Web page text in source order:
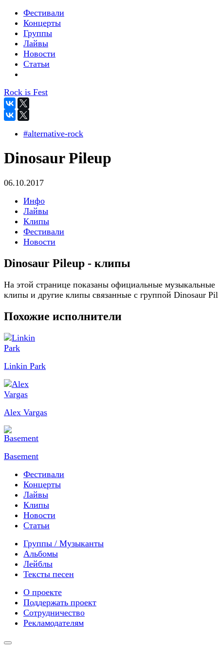
Фестивали
Концерты
Группы
Лайвы
Новости
Статьи
Rock is Fest
#alternative-rock
Dinosaur Pileup
06.10.2017
Инфо
Лайвы
Клипы
Фестивали
Новости
Dinosaur Pileup - клипы
На этой странице показаны официальные музыкальные
клипы и другие клипы связанные с группой Dinosaur
Похожие исполнители
Linkin Park
Alex Vargas
Basement
Фестивали
Концерты
Лайвы
Клипы
Новости
Статьи
Группы / Музыканты
Альбомы
Лейблы
Тексты песен
О проекте
Поддержать проект
Сотрудничество
Рекламодателям